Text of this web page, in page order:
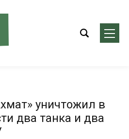
уничтожил в
два танка и два